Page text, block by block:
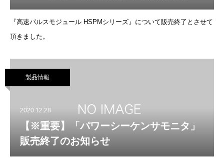
『高速パルスモジュール HSPMシリーズ』について販売終了とさせて
頂きました。
製品情報
2020.12.28
【※重要】「パワーシーケンサモニタ」
販売終了のお知らせ